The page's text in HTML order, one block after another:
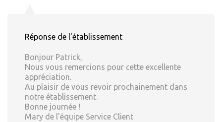
Réponse de l'établissement
Bonjour Patrick,
Nous vous remercions pour cette excellente
appréciation.
Au plaisir de vous revoir prochainement dans
notre établissement.
Bonne journée !
Mary de l'équipe Service Client